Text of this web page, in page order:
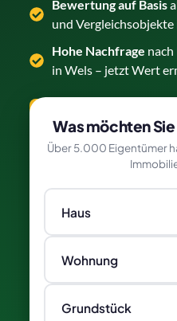
Bewertung auf Basis
und Vergleichsobjekte
Hohe Nachfrage
in Wels – jetzt Wert
Was möchten
Über 5.000 Eigentümer
Haus
Wohnung
Grundstück